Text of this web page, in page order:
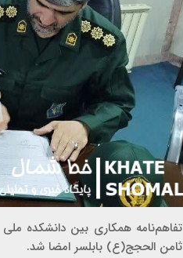
تفاهم‌نامه همکاری بین دانشکده ملی
ثامن الحجج(ع) بابلسر امضا شد.